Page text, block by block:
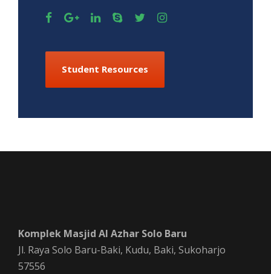
Student Resources
Komplek Masjid Al Azhar Solo Baru
Jl. Raya Solo Baru-Baki, Kudu, Baki, Sukoharjo
57556